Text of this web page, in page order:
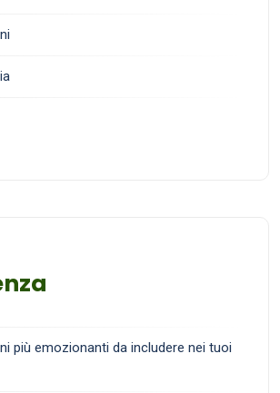
più emozionanti da includere nei tuoi